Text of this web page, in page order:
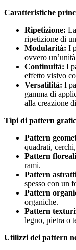
Caratteristiche
Ripetizione:
ripetizione di
Modularità: I
ovvero
Continuità: I
effetto visivo
Versatilità: I
gamma di
alla creazione
Tipi di pattern
Pattern
quadrati,
Pattern
rami.
Pattern
spesso con un
Pattern
organiche.
Pattern
legno, pietra o
Utilizzi dei pattern